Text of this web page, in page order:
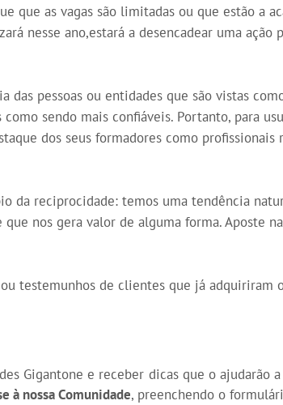
que as vagas são limitadas ou que estão a
nesse ano,estará a desencadear uma ação
das pessoas ou entidades que são vistas
sendo mais confiáveis. Portanto, para
dos seus formadores como profissionais
da reciprocidade: temos uma tendência
nos gera valor de alguma forma. Aposte
testemunhos de clientes que já adquiriram
Gigantone e receber dicas que o ajudarão
à nossa Comunidade, preenchendo o